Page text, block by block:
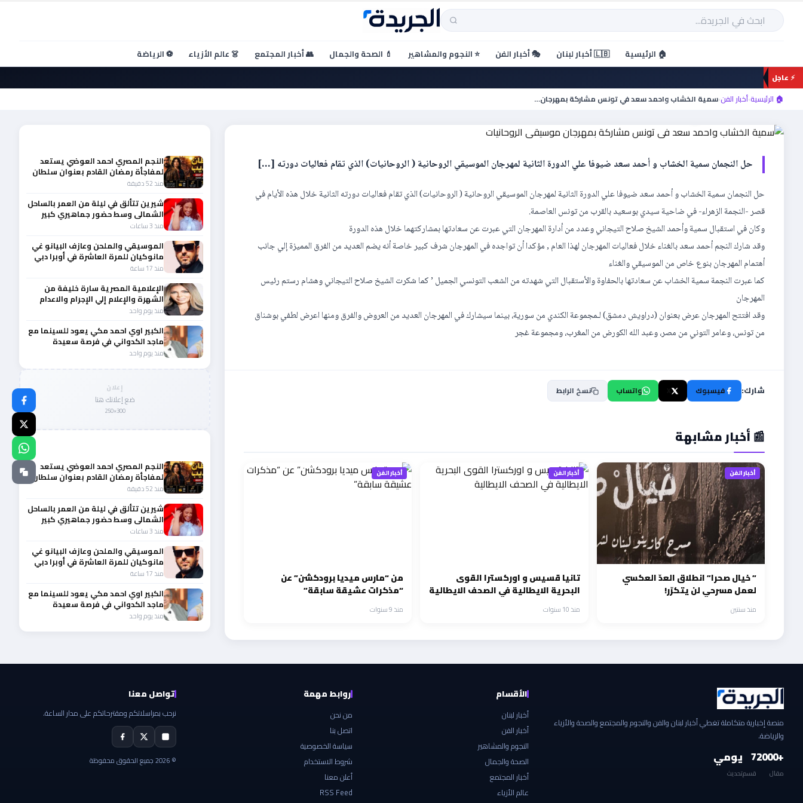
تخطي
المحتوى
بحث
🏠 الرئيسية 🇱🇧 أخبار لبنان 🎭 أخبار الفن ⭐ النجوم والمشاهير 💄 الصحة والجمال 👥 أخبار المجتمع 👗 عالم الأزياء ⚽ الرياضة
⚡ عاجل
🏠 الرئيسية›أخبار الفن›سمية الخشاب واحمد سعد في تونس مشاركة بمهرجان…
سمية الخشاب واحمد سعد في تونس مشاركة بمهرجان
موسيقي الروحانيات
حل النجمان سمية الخشاب و أحمد سعد ضيوفا علي الدورة الثانية لمهرجان الموسيقي الروحانية ( الروحانيات) الذي تقام فعاليات دورته […]
حل النجمان سمية الخشاب و أحمد سعد ضيوفا علي الدورة الثانية لمهرجان الموسيقي الروحانية ( الروحانيات) الذي تقام فعاليات دورته الثانية خلال هذه الأيام في
قصر -النجمة الزهراء- في ضاحية سيدي بوسعيد بالقرب من تونس العاصمة.
وكان في استقبال سمية وأحمد الشيخ صلاح التيجاني وعدد من أدارة المهرجان التي عبرت عن سعادتها بمشاركتهما خلال هذه الدورة
وقد شارك النجم أحمد سعد بالغناء خلال فعاليات المهرجان لهذا العام , مؤكدا أن تواجده في المهرجان شرف كبير خاصة أنه يضم العديد من الفرق المميزة إلي جانب
أهتمام المهرجان بنوع خاص من الموسيقي والغناء
كما عبرت النجمة سمية الخشاب عن سعادتها بالحفاوة والأستقبال التي شهدته من الشعب التونسي الجميل ’ كما شكرت الشيخ صلاح التيجاني وهشام رستم رئيس
المهرجان
وقد افتتح المهرجان عرض بعنوان (دراويش دمشق) لـمجموعة الكندي من سورية، بينما سيشارك في المهرجان العديد من العروض والفرق ومنها اعرض لطفي بوشناق
من تونس، وعامر التوني من مصر، وعبد الله الكورض من المغرب، ومجموعة غجر
شارك: فيسبوك واتساب نسخ الرابط
📰 أخبار مشابهة
أخبار الفن
” خيال صحرا” انطلاق العدّ العكسي
لعمل مسرحي لن يتكرّر!
منذ سنتين
أخبار الفن
تانيا قسيس و اوركسترا القوى
البحرية الايطالية في الصحف الايطالية
منذ 10 سنوات
أخبار الفن
من “مارس ميديا برودكشن” عن
“مذكرات عشيقة سابقة”
منذ 9 سنوات
النجم المصري احمد العوضي يستعد
لمفاجأة رمضان القادم بعنوان سلطان
الديب
منذ 52 دقيقة
شيرين تتألق في ليلة من العمر بالساحل
الشمالى وسط حضور جماهيري كبير
منذ 3 ساعات
الموسيقي والملحن وعازف البيانو غي
مانوكيان للمرة العاشرة في أوبرا دبي
منذ 17 ساعة
الإعلامية المصرية سارة خليفة من
الشهرة والإعلام إلي الإجرام والاعدام
منذ يوم واحد
الكبير اوي احمد مكي يعود للسينما مع
ماجد الكدواني في فرصة سعيدة
منذ يوم واحد
إعلان
ضع إعلانك هنا
300×250
النجم المصري احمد العوضي يستعد
لمفاجأة رمضان القادم بعنوان سلطان
الديب
منذ 52 دقيقة
شيرين تتألق في ليلة من العمر بالساحل
الشمالى وسط حضور جماهيري كبير
منذ 3 ساعات
الموسيقي والملحن وعازف البيانو غي
مانوكيان للمرة العاشرة في أوبرا دبي
منذ 17 ساعة
الكبير اوي احمد مكي يعود للسينما مع
ماجد الكدواني في فرصة سعيدة
منذ يوم واحد
منصة إخبارية متكاملة تغطي أخبار لبنان والفن والنجوم والمجتمع والصحة والأزياء
والرياضة.
+2000
مقال
7
قسم
يومي
تحديث
الأقسام
أخبار لبنان
أخبار الفن
النجوم والمشاهير
الصحة والجمال
أخبار المجتمع
عالم الأزياء
روابط مهمة
من نحن
اتصل بنا
سياسة الخصوصية
شروط الاستخدام
أعلن معنا
RSS Feed
تواصل معنا
نرحب بمراسلاتكم ومقترحاتكم على مدار الساعة.
© 2026 جميع الحقوق محفوظة